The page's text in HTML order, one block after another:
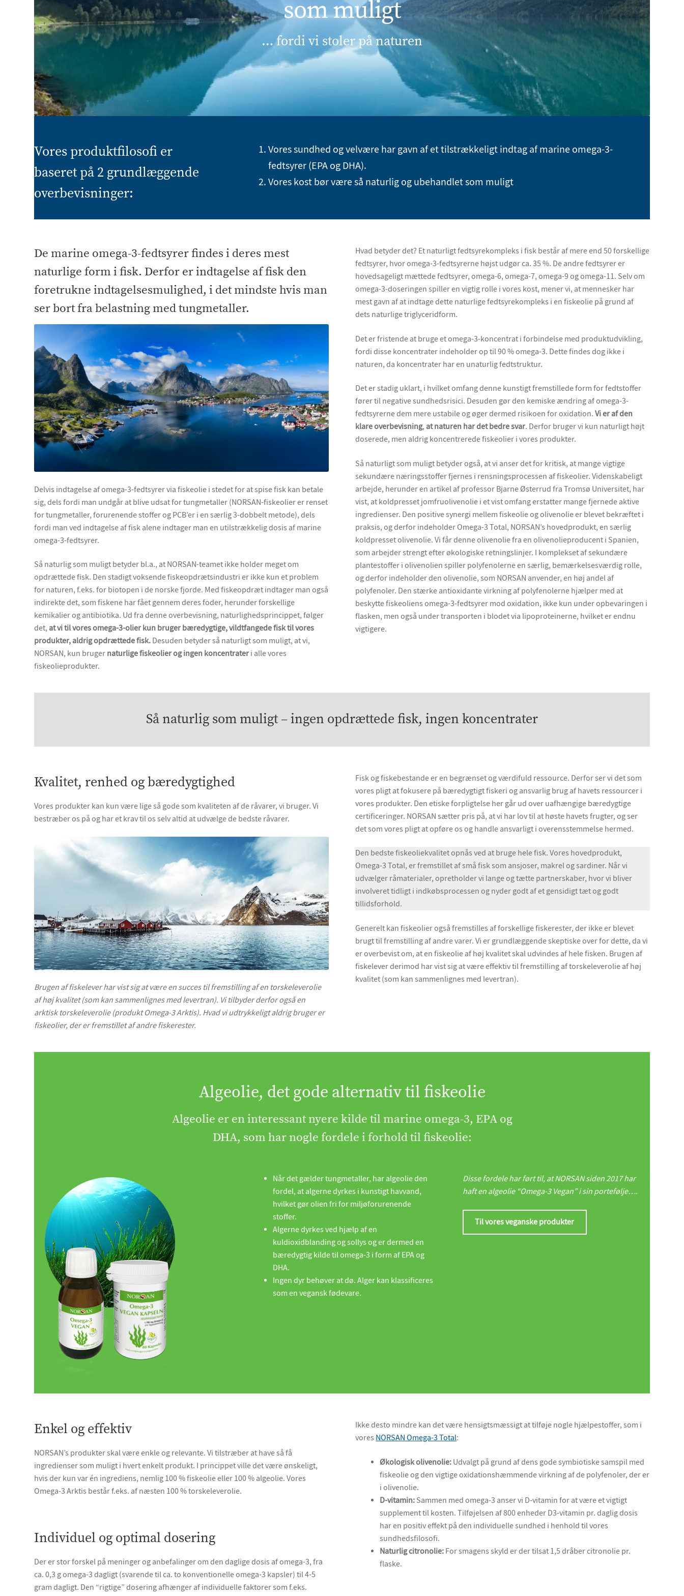
som muligt
… fordi vi stoler på naturen
Vores produktfilosofi er
baseret på 2 grundlæggende
overbevisninger:
Vores sundhed og velvære har gavn af et tilstrækkeligt indtag af marine omega-3-
fedtsyrer (EPA og DHA).
Vores kost bør være så naturlig og ubehandlet som muligt
De marine omega-3-fedtsyrer findes i deres mest
naturlige form i fisk. Derfor er indtagelse af fisk den
foretrukne indtagelsesmulighed, i det mindste hvis man
ser bort fra belastning med tungmetaller.
Delvis indtagelse af omega-3-fedtsyrer via fiskeolie i stedet for at spise fisk kan betale
sig, dels fordi man undgår at blive udsat for tungmetaller (NORSAN-fiskeolier er renset
for tungmetaller, forurenende stoffer og PCB’er i en særlig 3-dobbelt metode), dels
fordi man ved indtagelse af fisk alene indtager man en utilstrækkelig dosis af marine
omega-3-fedtsyrer.
Så naturlig som muligt betyder bl.a., at NORSAN-teamet ikke holder meget om
opdrættede fisk. Den stadigt voksende fiskeopdrætsindustri er ikke kun et problem
for naturen, f.eks. for biotopen i de norske fjorde. Med fiskeopdræt indtager man også
indirekte det, som fiskene har fået gennem deres foder, herunder forskellige
kemikalier og antibiotika. Ud fra denne overbevisning, naturlighedsprincippet, følger
det, at vi til vores omega-3-olier kun bruger bæredygtige, vildtfangede fisk til vores
produkter, aldrig opdrættede fisk. Desuden betyder så naturligt som muligt, at vi,
NORSAN, kun bruger naturlige fiskeolier og ingen koncentrateri alle vores
fiskeolieprodukter.
Hvad betyder det? Et naturligt fedtsyrekompleks i fisk består af mere end 50 forskellige
fedtsyrer, hvor omega-3-fedtsyrerne højst udgør ca. 35 %. De andre fedtsyrer er
hovedsageligt mættede fedtsyrer, omega-6, omega-7, omega-9 og omega-11. Selv om
omega-3-doseringen spiller en vigtig rolle i vores kost, mener vi, at mennesker har
mest gavn af at indtage dette naturlige fedtsyrekompleks i en fiskeolie på grund af
dets naturlige triglyceridform.
Det er fristende at bruge et omega-3-koncentrat i forbindelse med produktudvikling,
fordi disse koncentrater indeholder op til 90 % omega-3. Dette findes dog ikke i
naturen, da koncentrater har en unaturlig fedtstruktur.
Det er stadig uklart, i hvilket omfang denne kunstigt fremstillede form for fedtstoffer
fører til negative sundhedsrisici. Desuden gør den kemiske ændring af omega-3-
fedtsyrerne dem mere ustabile og øger dermed risikoen for oxidation.Vi er af den
klare overbevisning, at naturen har det bedre svar. Derfor bruger vi kun naturligt højt
doserede, men aldrig koncentrerede fiskeolier i vores produkter.
Så naturligt som muligt betyder også, at vi anser det for kritisk, at mange vigtige
sekundære næringsstoffer fjernes i rensningsprocessen af fiskeolier. Videnskabeligt
arbejde, herunder en artikel af professor Bjarne Østerrud fra Tromsø Universitet, har
vist, at koldpresset jomfruolivenolie i et vist omfang erstatter mange fjernede aktive
ingredienser. Den positive synergi mellem fiskeolie og olivenolie er blevet bekræftet i
praksis, og derfor indeholder Omega-3 Total, NORSAN’s hovedprodukt, en særlig
koldpresset olivenolie. Vi får denne olivenolie fra en olivenolieproducent i Spanien,
som arbejder strengt efter økologiske retningslinjer. I komplekset af sekundære
plantestoffer i olivenolien spiller polyfenolerne en særlig, bemærkelsesværdig rolle,
og derfor indeholder den olivenolie, som NORSAN anvender, en høj andel af
polyfenoler. Den stærke antioxidante virkning af polyfenolerne hjælper med at
beskytte fiskeoliens omega-3-fedtsyrer mod oxidation, ikke kun under opbevaringen i
flasken, men også under transporten i blodet via lipoproteinerne, hvilket er endnu
vigtigere.
Så naturlig som muligt – ingen opdrættede fisk, ingen koncentrater
Kvalitet, renhed og bæredygtighed
Vores produkter kan kun være lige så gode som kvaliteten af de råvarer, vi bruger. Vi
bestræber os på og har et krav til os selv altid at udvælge de bedste råvarer.
Brugen af fiskelever har vist sig at være en succes til fremstilling af en torskeleverolie
af høj kvalitet (som kan sammenlignes med levertran). Vi tilbyder derfor også en
arktisk torskeleverolie (produkt Omega-3 Arktis). Hvad vi udtrykkeligt aldrig bruger er
fiskeolier, der er fremstillet af andre fiskerester.
Fisk og fiskebestande er en begrænset og værdifuld ressource. Derfor ser vi det som
vores pligt at fokusere på bæredygtigt fiskeri og ansvarlig brug af havets ressourcer i
vores produkter. Den etiske forpligtelse her går ud over uafhængige bæredygtige
certificeringer. NORSAN sætter pris på, at vi har lov til at høste havets frugter, og ser
det som vores pligt at opføre os og handle ansvarligt i overensstemmelse hermed.
Den bedste fiskeoliekvalitet opnås ved at bruge hele fisk. Vores hovedprodukt,
Omega-3 Total, er fremstillet af små fisk som ansjoser, makrel og sardiner. Når vi
udvælger råmaterialer, opretholder vi lange og tætte partnerskaber, hvor vi bliver
involveret tidligt i indkøbsprocessen og nyder godt af et gensidigt tæt og godt
tillidsforhold.
Generelt kan fiskeolier også fremstilles af forskellige fiskerester, der ikke er blevet
brugt til fremstilling af andre varer. Vi er grundlæggende skeptiske over for dette, da vi
er overbevist om, at en fiskeolie af høj kvalitet skal udvindes af hele fisken. Brugen af
fiskelever derimod har vist sig at være effektiv til fremstilling af torskeleverolie af høj
kvalitet (som kan sammenlignes med levertran).
Algeolie, det gode alternativ til fiskeolie
Algeolie er en interessant nyere kilde til marine omega-3, EPA og
DHA, som har nogle fordele i forhold til fiskeolie:
Når det gælder tungmetaller, har algeolie den
fordel, at algerne dyrkes i kunstigt havvand,
hvilket gør olien fri for miljøforurenende
stoffer.
Algerne dyrkes ved hjælp af en
kuldioxidblanding og sollys og er dermed en
bæredygtig kilde til omega-3 i form af EPA og
DHA.
Ingen dyr behøver at dø. Alger kan klassificeres
som en vegansk fødevare.
Disse fordele har ført til, at NORSAN siden 2017 har
haft en algeolie “Omega-3 Vegan” i sin portefølje….
Til vores veganske produkter
Enkel og effektiv
NORSAN’s produkter skal være enkle og relevante. Vi tilstræber at have så få
ingredienser som muligt i hvert enkelt produkt. I princippet ville det være ønskeligt,
hvis der kun var én ingrediens, nemlig 100 % fiskeolie eller 100 % algeolie. Vores
Omega-3 Arktis består f.eks. af næsten 100 % torskeleverolie.
Individuel og optimal dosering
Der er stor forskel på meninger og anbefalinger om den daglige dosis af omega-3, fra
ca. 0,3 g omega-3 dagligt (svarende til ca. to konventionelle omega-3 kapsler) til 4-5
gram dagligt. Den “rigtige” dosering afhænger af individuelle faktorer som f.eks.
Ikke desto mindre kan det være hensigtsmæssigt at tilføje nogle hjælpestoffer, som i
vores NORSAN Omega-3 Total:
Økologisk olivenolie: Udvalgt på grund af dens gode symbiotiske samspil med
fiskeolie og den vigtige oxidationshæmmende virkning af de polyfenoler, der er
i olivenolie.
D-vitamin: Sammen med omega-3 anser vi D-vitamin for at være et vigtigt
supplement til kosten. Tilføjelsen af 800 enheder D3-vitamin pr. daglig dosis
har en positiv effekt på den individuelle sundhed i henhold til vores
sundhedsfilosofi.
Naturlig citronolie: For smagens skyld er der tilsat 1,5 dråber citronolie pr.
flaske.